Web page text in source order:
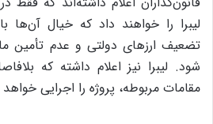
لیبرا را خواهند داد که خیال
تضعیف ارزهای دولتی و عدم تأمین
شود. لیبرا نیز اعلام داشته که
مقامات مربوطه، پروژه را اجرایی